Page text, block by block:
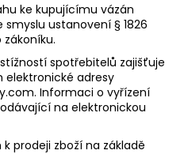
ke kupujícímu vázán
ustanovení § 1826
spotřebitelů zajišťuje
adresy
Informaci o vyřízení
na elektronickou
prodeji zboží na základě